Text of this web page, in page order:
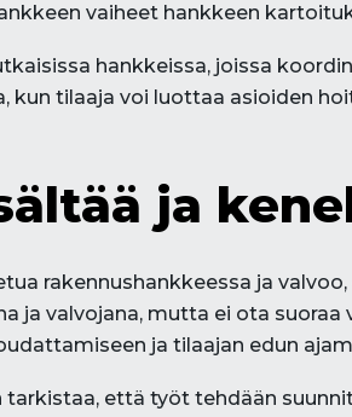
vaiheet hankkeen
hankkeissa, joissa
tilaaja voi luottaa asioiden
ja
rakennushankkeessa ja
valvojana, mutta ei ota suoraa
ja tilaajan edun
että työt tehdään